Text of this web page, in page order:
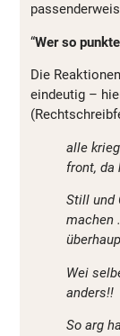
“Wer so
Die
eindeutig –
alle
front, da
Still und
machen
Wei
anders!!
So arg